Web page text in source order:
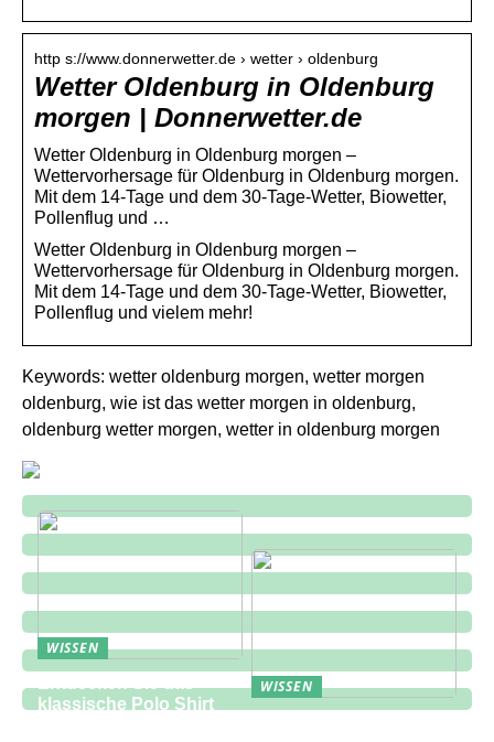
http s://www.donnerwetter.de › wetter › oldenburg
Wetter Oldenburg in Oldenburg
morgen | Donnerwetter.de
Wetter Oldenburg in Oldenburg morgen –
Wettervorhersage für Oldenburg in Oldenburg morgen.
Mit dem 14-Tage und dem 30-Tage-Wetter, Biowetter,
Pollenflug und …
Wetter Oldenburg in Oldenburg morgen –
Wettervorhersage für Oldenburg in Oldenburg morgen.
Mit dem 14-Tage und dem 30-Tage-Wetter, Biowetter,
Pollenflug und vielem mehr!
Keywords: wetter oldenburg morgen, wetter morgen
oldenburg, wie ist das wetter morgen in oldenburg,
oldenburg wetter morgen, wetter in oldenburg morgen
WISSEN
klassische Polo Shirt
WISSEN